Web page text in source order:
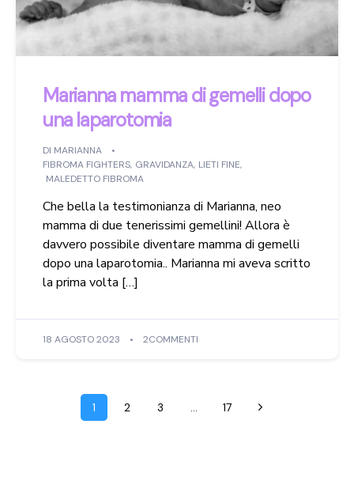
Marianna mamma di gemelli dopo
una laparotomia
DI MARIANNA
FIBROMA FIGHTERS, GRAVIDANZA, LIETI FINE,
MALEDETTO FIBROMA
Che bella la testimonianza di Marianna, neo
mamma di due tenerissimi gemellini! Allora è
davvero possibile diventare mamma di gemelli
dopo una laparotomia.. Marianna mi aveva scritto
la prima volta […]
18 AGOSTO 2023 2COMMENTI
1 2 3 … 17